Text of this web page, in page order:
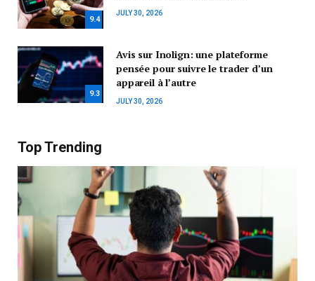
9.4
JULY 30, 2026
9.3
Avis sur Inolign: une plateforme
pensée pour suivre le trader d’un
appareil à l’autre
JULY 30, 2026
Top Trending